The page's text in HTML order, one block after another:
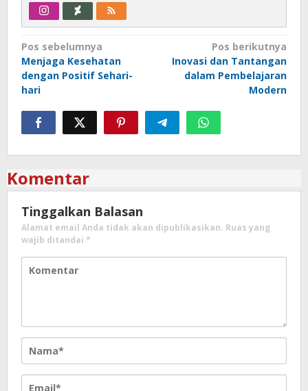
Navigasi
pos
Pos sebelumnya
Menjaga Kesehatan
dengan Positif Sehari-
hari
Pos berikutnya
Inovasi dan Tantangan
dalam Pembelajaran
Modern
Komentar
Tinggalkan Balasan
Alamat email Anda tidak akan dipublikasikan. Ruas yang
wajib ditandai *